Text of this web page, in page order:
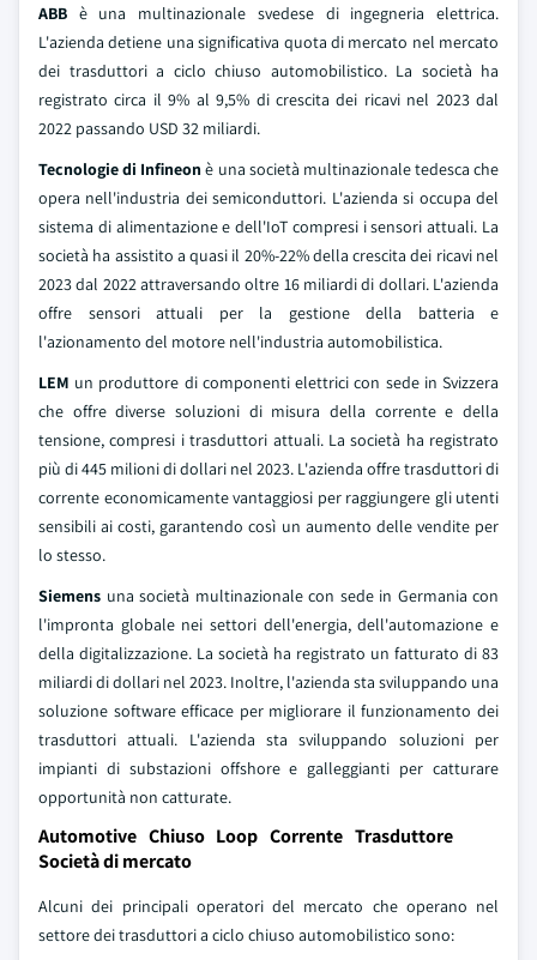
ABB è una multinazionale svedese di ingegneria elettrica.
L'azienda detiene una significativa quota di mercato nel mercato
dei trasduttori a ciclo chiuso automobilistico. La società ha
registrato circa il 9% al 9,5% di crescita dei ricavi nel 2023 dal
2022 passando USD 32 miliardi.
Tecnologie di Infineonè una società multinazionale tedesca che
opera nell'industria dei semiconduttori. L'azienda si occupa del
sistema di alimentazione e dell'IoT compresi i sensori attuali. La
società ha assistito a quasi il 20%-22% della crescita dei ricavi nel
2023 dal 2022 attraversando oltre 16 miliardi di dollari. L'azienda
offre sensori attuali per la gestione della batteria e
l'azionamento del motore nell'industria automobilistica.
LEM un produttore di componenti elettrici con sede in Svizzera
che offre diverse soluzioni di misura della corrente e della
tensione, compresi i trasduttori attuali. La società ha registrato
più di 445 milioni di dollari nel 2023. L'azienda offre trasduttori di
corrente economicamente vantaggiosi per raggiungere gli utenti
sensibili ai costi, garantendo così un aumento delle vendite per
lo stesso.
Siemens una società multinazionale con sede in Germania con
l'impronta globale nei settori dell'energia, dell'automazione e
della digitalizzazione. La società ha registrato un fatturato di 83
miliardi di dollari nel 2023. Inoltre, l'azienda sta sviluppando una
soluzione software efficace per migliorare il funzionamento dei
trasduttori attuali. L'azienda sta sviluppando soluzioni per
impianti di substazioni offshore e galleggianti per catturare
opportunità non catturate.
Automotive Chiuso Loop Corrente Trasduttore
Società di mercato
Alcuni dei principali operatori del mercato che operano nel
settore dei trasduttori a ciclo chiuso automobilistico sono: